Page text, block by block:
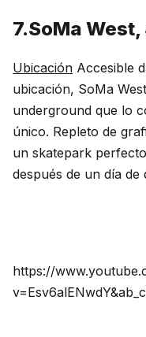
7.SoMa
Ubicación Accesible
ubicación, SoMa West
underground que lo
único. Repleto de
un skatepark
después de un día de
https://